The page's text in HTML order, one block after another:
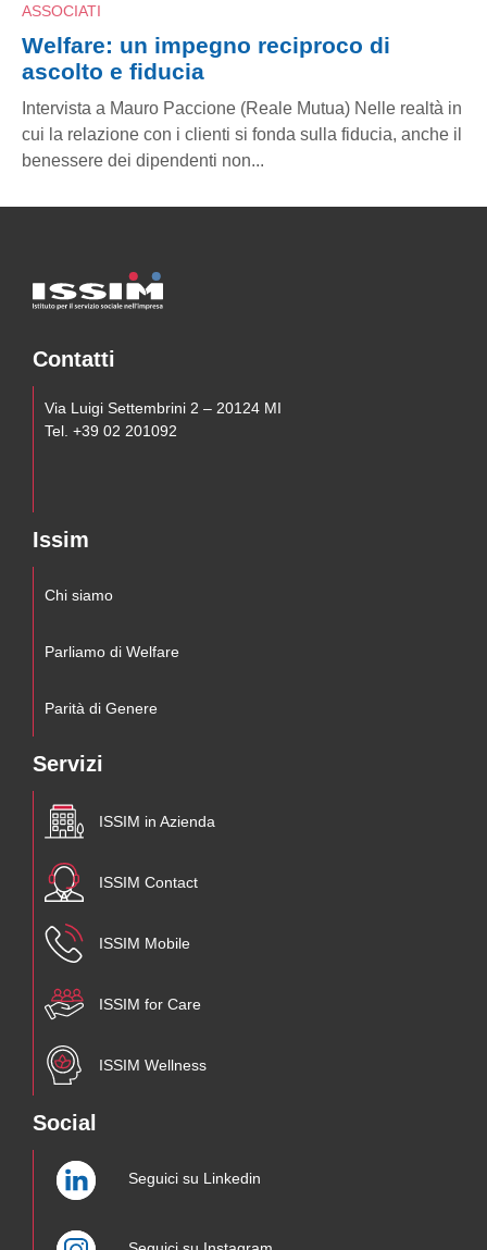
un impegno reciproco di
e fiducia
a Mauro Paccione (Reale Mutua) Nelle realtà in
con i clienti si fonda sulla fiducia, anche il
dei dipendenti non...
Intervista
cui la
Contatti
Via Luigi Settembrini 2 – 20124 MI
Tel. +39 02 201092
Issim
Chi siamo
Parliamo di Welfare
Parità di Genere
Servizi
ISSIM in Azienda
ISSIM Contact
ISSIM Mobile
ISSIM for Care
ISSIM Wellness
Social
Seguici su Linkedin